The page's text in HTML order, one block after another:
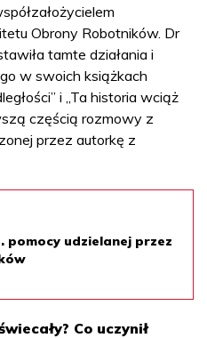
Obrony Robotników. Dr
tamte działania i
w swoich książkach
i „Ta historia wciąż
częścią rozmowy z
przez autorkę z
pomocy udzielanej przez
Co uczynił